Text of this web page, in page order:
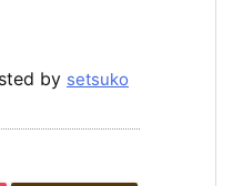
by setsuko